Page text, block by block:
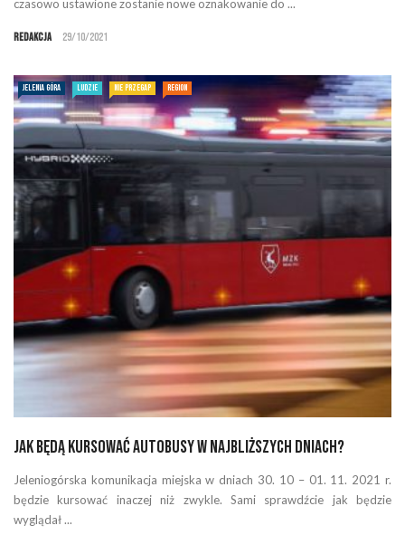
czasowo ustawione zostanie nowe oznakowanie do ...
Redakcja 29/10/2021
JELENIA GÓRA LUDZIE NIE PRZEGAP REGION
Jak będą kursować autobusy w najbliższych dniach?
Jeleniogórska komunikacja miejska w dniach 30. 10 – 01. 11. 2021 r.
będzie kursować inaczej niż zwykle. Sami sprawdźcie jak będzie
wyglądał ...